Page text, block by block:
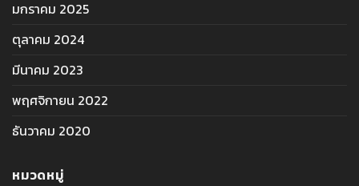
มกราคม 2025
ตุลาคม 2024
มีนาคม 2023
พฤศจิกายน 2022
ธันวาคม 2020
หมวดหมู่